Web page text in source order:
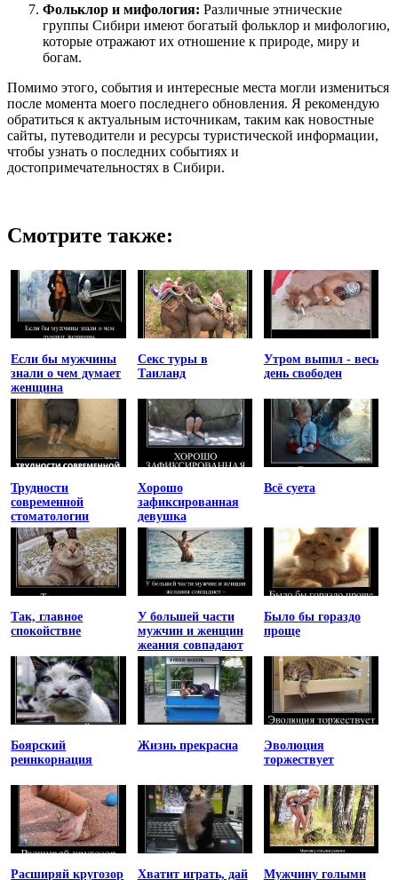
Фольклор и мифология: Различные этнические
группы Сибири имеют богатый фольклор и мифологию,
которые отражают их отношение к природе, миру и
богам.
Помимо этого, события и интересные места могли измениться
после момента моего последнего обновления. Я рекомендую
обратиться к актуальным источникам, таким как новостные
сайты, путеводители и ресурсы туристической информации,
чтобы узнать о последних событиях и
достопримечательностях в Сибири.
Смотрите также:
Если бы мужчины
знали о чем думает
женщина
Секс туры в
Таиланд
Утром выпил - весь
день свободен
Трудности
современной
стоматологии
Хорошо
зафиксированная
девушка
Всё суета
Так, главное
спокойствие
У большей части
мужчин и женщин
жеания совпадают
Было бы гораздо
проще
Боярский
реинкорнация
Жизнь прекрасна
Эволюция
торжествует
Расширяй кругозор Хватит играть, дай Мужчину голыми